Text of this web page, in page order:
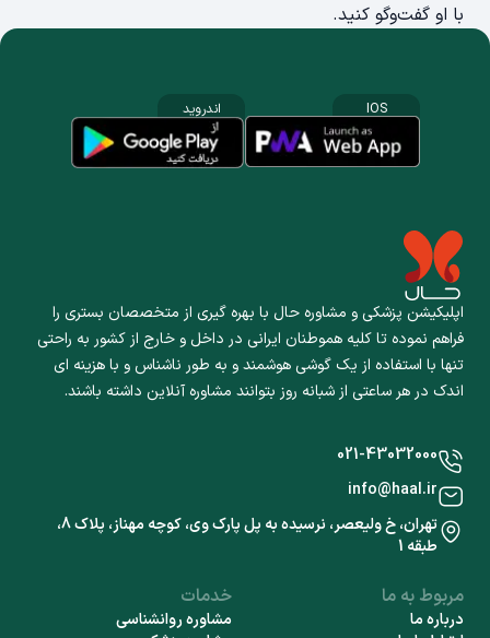
با او گفت‌وگو کنید.
اپلیکیشن پزشکی و مشاوره حال با بهره گیری از متخصصان بستری را
فراهم نموده تا کلیه هموطنان ایرانی در داخل و خارج از کشور به راحتی
تنها با استفاده از یک گوشی هوشمند و به طور ناشناس و با هزینه ای
اندک در هر ساعتی از شبانه روز بتوانند مشاوره آنلاین داشته باشند.
IOS اندروید
مربوط به ما
درباره ما
خدمات
مشاوره روانشناسی
021-43032000
info@haal.ir
تهران، خ ولیعصر، نرسیده به پل پارک وی، کوچه مهناز، پلاک 8،
طبقه 1